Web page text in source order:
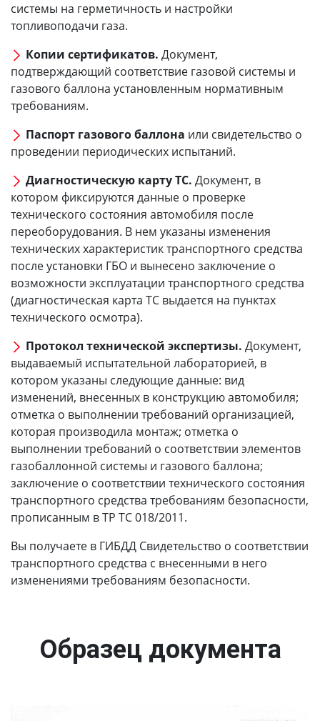
системы на герметичность и настройки
топливоподачи газа.
Копии сертификатов. Документ,
подтверждающий соответствие газовой системы и
газового баллона установленным нормативным
требованиям.
Паспорт газового баллона или свидетельство о
проведении периодических испытаний.
Диагностическую карту ТС. Документ, в
котором фиксируются данные о проверке
технического состояния автомобиля после
переоборудования. В нем указаны изменения
технических характеристик транспортного средства
после установки ГБО и вынесено заключение о
возможности эксплуатации транспортного средства
(диагностическая карта ТС выдается на пунктах
технического осмотра).
Протокол технической экспертизы. Документ,
выдаваемый испытательной лабораторией, в
котором указаны следующие данные: вид
изменений, внесенных в конструкцию автомобиля;
отметка о выполнении требований организацией,
которая производила монтаж; отметка о
выполнении требований о соответствии элементов
газобаллонной системы и газового баллона;
заключение о соответствии технического состояния
транспортного средства требованиям безопасности,
прописанным в ТР ТС 018/2011.
Вы получаете в ГИБДД Свидетельство о соответствии
транспортного средства с внесенными в него
изменениями требованиям безопасности.
Образец документа